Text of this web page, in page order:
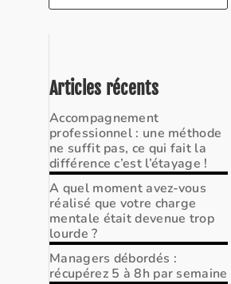
Articles récents
Accompagnement
professionnel : une méthode
ne suffit pas, ce qui fait la
différence c’est l’étayage !
A quel moment avez-vous
réalisé que votre charge
mentale était devenue trop
lourde ?
Managers débordés :
récupérez 5 à 8h par semaine